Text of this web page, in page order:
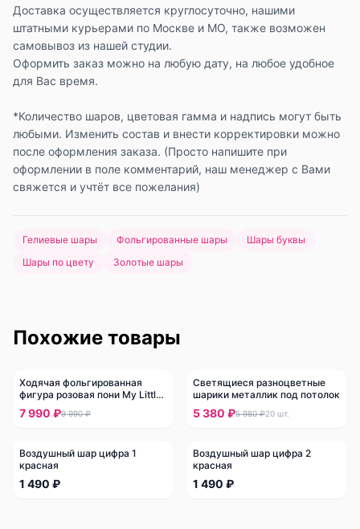
Доставка осуществляется круглосуточно, нашими
штатными курьерами по Москве и МО, также возможен
самовывоз из нашей студии.
Оформить заказ можно на любую дату, на любое удобное
для Вас время.
*Количество шаров, цветовая гамма и надпись могут быть
любыми. Изменить состав и внести корректировки можно
после оформления заказа. (Просто напишите при
оформлении в поле комментарий, наш менеджер с Вами
свяжется и учтёт все пожелания)
Гелиевые шары Фольгированные шары
Шары буквы
Шары по цвету
Золотые шары
Похожие товары
-20%
Ходячая фольгированная
фигура розовая пони My Little
Pony
7 990 ₽9 990 ₽
-10%
Светящиеся разноцветные
шарики металлик под потолок
5 380 ₽5 980 ₽20 шт.
Воздушный шар цифра 1
красная
1 490 ₽
Воздушный шар цифра 2
красная
1 490 ₽